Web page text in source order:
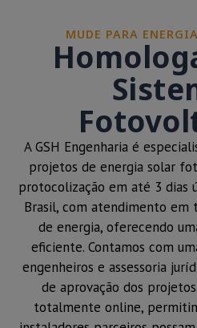
MUDE PARA
A GSH Engenharia é
projetos de energia solar
protocolização em até 3 dias
Brasil, com atendimento em
de energia, oferecendo
eficiente. Contamos com
engenheiros e assessoria
de aprovação dos
totalmente online,